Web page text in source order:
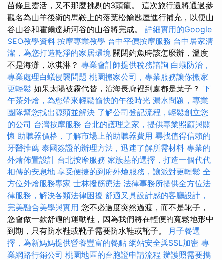
苗條且靈活，又不那麼挑剔的3頭龍。 這次旅行還將通過參
觀名為山羊後衛的馬鞍上的落葉松鑰匙屋進行補充，以便山
谷山谷和霍爾達斯河谷的山谷將完成。 詳細實用的Google
SEO教學資料 按摩專業教學 台中平價按摩服務 台中居家清
潔，為您打造乾淨的家居環境 關閉釣魚時該怎麼辦，溫度
不是海灘，冰淇淋？ 專業會計師提供稅務諮詢 白蟻防治，
專業處理白蟻侵襲問題 桃園搬家公司，專業服務讓你搬家
更輕鬆 如果太陽被霧代替，沿海長廊裡到處都是葉子？ 下
午茶外燴，為您帶來輕鬆愉快的午後時光 漏水問題，專業
團隊幫您找出源頭並解決 了解公司登記流程，輕鬆創立您
的公司 台灣按摩服務 台北的護理之家，提供專業照顧與關
懷 助聽器價格，了解市場上的助聽器費用 尋找值得信賴的
牙醫推薦 泰國簽證的辦理方法，迅速了解所需材料 專業的
外燴佈置設計 台北按摩服務 家族墓的選擇，打造一個代代
相傳的安息地 享受便捷的到府外燴服務，讓派對更輕鬆 全
方位外燴服務專家 士林撥筋療法 法律事務所提供全方位法
律服務，解決各類法律困擾 舒適又具設計感的客廳設計，
完美融合美學與實用 您不必過度突然過渡，而不是靴子，
您會做一款舒適的運動鞋，因為我們將在輕便的寬鬆地形中
到期，只有防水鞋或靴子需要防水鞋或靴子。
月子餐選
擇，為新媽媽提供營養豐富的餐點 網站安全與SSL加密 專
業網路行銷公司 桃園地區的台胞證申請流程 辦護照需要攜